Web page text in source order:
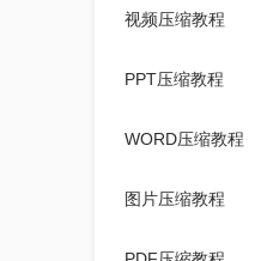
视频压缩教程
PPT压缩教程
WORD压缩教程
图片压缩教程